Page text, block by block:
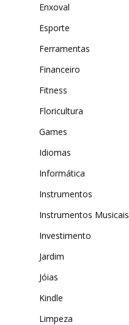
Enxoval
Esporte
Ferramentas
Financeiro
Fitness
Floricultura
Games
Idiomas
Informática
Instrumentos
Instrumentos Musicais
Investimento
Jardim
Jóias
Kindle
Limpeza